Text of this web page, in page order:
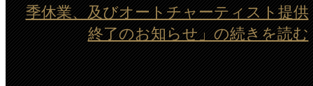
季休業、及びオートチャーティスト提供
終了のお知らせ」の続きを読む